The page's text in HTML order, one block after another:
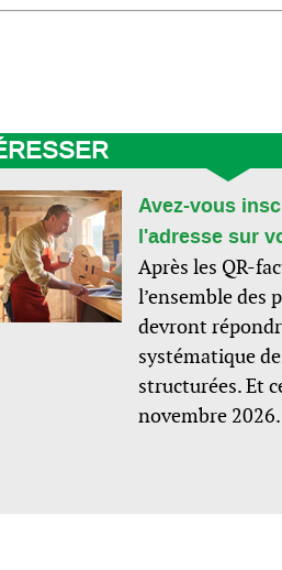
Avez-vous
l'adresse sur
Après les QR-
l’ensemble des
devront
systématique
structurées. Et
novembre 2026.